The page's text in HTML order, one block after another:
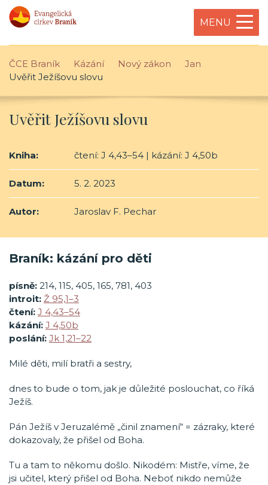
MENU
ČCE Braník Kázání Nový zákon
Jan
Uvěřit Ježíšovu slovu
Uvěřit Ježíšovu slovu
Kniha: čtení: J 4,43–54 | kázání: J 4,50b
Datum: 5. 2. 2023
Autor: Jaroslav F. Pechar
Braník: kázání pro děti
písně: 214, 115, 405, 165, 781, 403
introit: Ž 95,1–3
čtení: J 4,43–54
kázání: J 4,50b
poslání: Jk 1,21–22
Milé děti, milí bratři a sestry,
dnes to bude o tom, jak je důležité poslouchat, co říká
Ježíš.
Pán Ježíš v Jeruzalémě „činil znamení“ = zázraky, které
dokazovaly, že přišel od Boha.
Tu a tam to někomu došlo. Nikodém: Mistře, víme, že
jsi učitel, který přišel od Boha. Neboť nikdo nemůže